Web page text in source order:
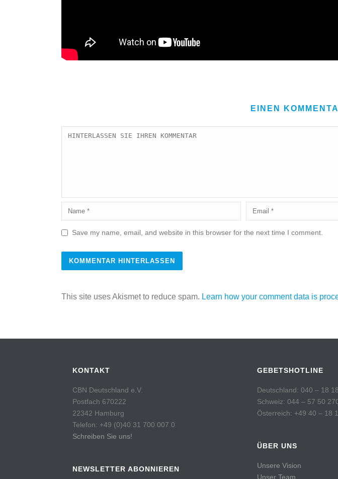
EINEN
Save my name, email, and website in this browser for the next time I comment.
This site uses Akismet to reduce spam. Learn how your comment data is
KONTAKT
CBN Deutschland e.V.
Postfach 670222
22342 Hamburg
Telefon: +49 (0)40 31 700 007 0
Schreiben Sie uns!
NEWSLETTER ABONNIEREN
GEBETSHOTLINE
Deutschland: 040 – 18
Schweiz: 044 – 57 50
Österreich: +49 40 – 18
ÜBER UNS
Unsere Vision
Unser Team